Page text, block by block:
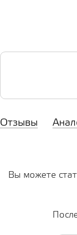
Отзывы
Вы можете